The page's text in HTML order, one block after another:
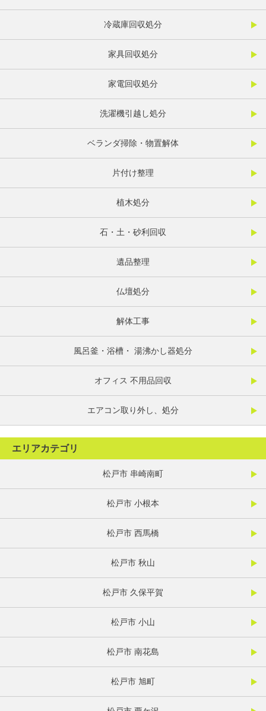
冷蔵庫回収処分
家具回収処分
家電回収処分
洗濯機引越し処分
ベランダ掃除・物置解体
片付け整理
植木処分
石・土・砂利回収
遺品整理
仏壇処分
解体工事
風呂釜・浴槽・ 湯沸かし器処分
オフィス 不用品回収
エアコン取り外し、処分
エリアカテゴリ
松戸市 串崎南町
松戸市 小根本
松戸市 西馬橋
松戸市 秋山
松戸市 久保平賀
松戸市 小山
松戸市 南花島
松戸市 旭町